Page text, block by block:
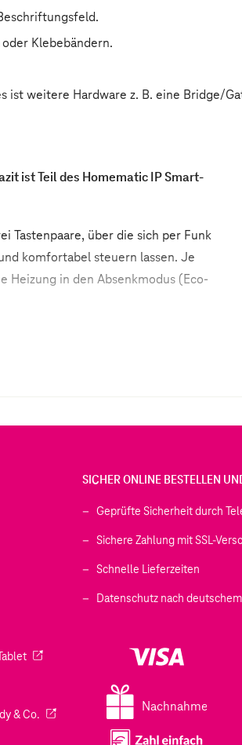
Klebebändern.
ist weitere Hardware z. B. eine Bridge/
ist Teil des Homematic IP Smart-
Tastenpaare, über die sich per Funk
komfortabel steuern lassen. Je
Heizung in den Absenkmodus (Eco-
Tastendruck die Stehleuchte und
Tab geöffnet)
Tab geöffnet)
(Wird in einem neuen Tab geöffnet)
Tab geöffnet)
& Co. (Wird in einem neuen Tab geöffnet)
SICHER ONLINE BESTELLEN
Geprüfte Sicherheit durch
Sichere Zahlung mit SSL-
Schnelle Lieferzeiten
Datenschutz nach
Nachnahme